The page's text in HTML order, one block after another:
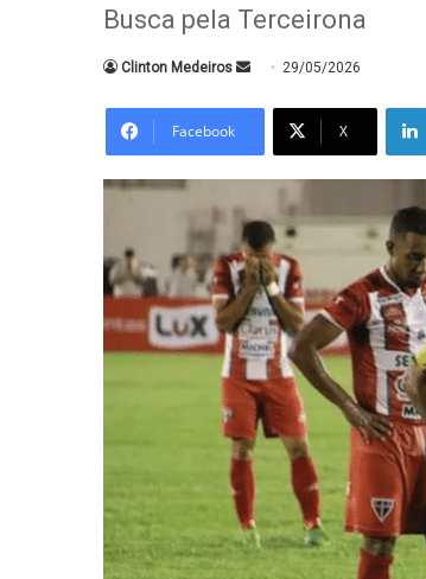
Busca pela Terceirona
Clinton Medeiros
Mande
mail
29/05/2026
Facebook X